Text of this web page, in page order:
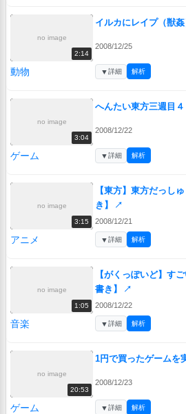
no image
2:14
イルカにレイプ（獣
2008/12/25
動物 ▼詳細 解析
no image
3:04
へんたい東方三週目
2008/12/22
ゲーム ▼詳細 解析
no image
3:15
【東方】東方だっし
き】
↗
2008/12/21
アニメ ▼詳細 解析
no image
1:05
【がくっぽいど】す
書き】
↗
2008/12/22
音楽 ▼詳細 解析
no image
20:53
1円で買ったゲームを
2008/12/23
ゲーム ▼詳細 解析